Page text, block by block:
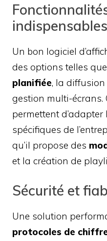
indispensables
Un bon logiciel
des options telles
planifiée, la diffusion
gestion multi-écrans.
permettent
spécifiques de
qu’il propose des
et la création de
Sécurité et
Une solution
protocoles de